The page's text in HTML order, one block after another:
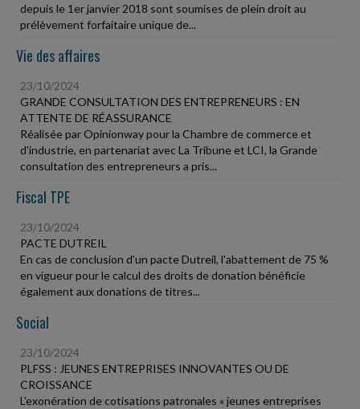
depuis le 1er janvier 2018 sont soumises de plein droit au
prélèvement forfaitaire unique de...
Vie des affaires
23/10/2024
GRANDE CONSULTATION DES ENTREPRENEURS : EN
ATTENTE DE RÉASSURANCE
Réalisée par Opinionway pour la Chambre de commerce et
d'industrie, en partenariat avec La Tribune et LCI, la Grande
consultation des entrepreneurs a pris...
Fiscal TPE
23/10/2024
PACTE DUTREIL
En cas de conclusion d'un pacte Dutreil, l'abattement de 75 %
en vigueur pour le calcul des droits de donation bénéficie
également aux donations de titres...
Social
23/10/2024
PLFSS : JEUNES ENTREPRISES INNOVANTES OU DE
CROISSANCE
L'exonération de cotisations patronales « jeunes entreprises